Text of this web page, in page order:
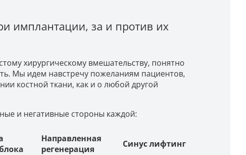
имплантации, за и против их
хирургическому вмешательству, понятно
Мы идем навстречу пожеланиям пациентов,
костной ткани, как и о любой другой
и негативные стороны каждой:
Направленная
регенерация
Синус лифтинг